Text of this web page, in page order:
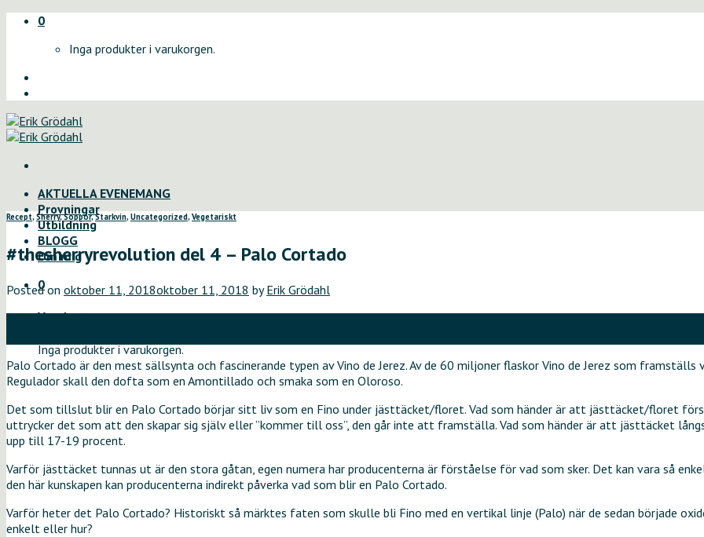
Skip
0
Inga produkter i varukorgen.
AKTUELLA EVENEMANG
Provningar
Utbildning
BLOGG
Om mig
0
Varukorg
Inga produkter i varukorgen.
Recept, Sherry,Soppor,Starkvin, Uncategorized, Vegetariskt
#thesherryrevolution del 4 – Palo Cortado
Posted on oktober 11, 2018oktober 11, 2018 byErik Grödahl
Palo Cortado är den mest sällsynta och fascinerande typen av Vino de Jerez. Av de 60 miljoner flaskor Vino de Jerez som
Regulador skall den dofta som en Amontillado och smaka som en Oloroso.
Det som tillslut blir en Palo Cortado börjar sitt liv som en Fino under jästtäcket/floret. Vad som händer är att jästtäcket/floret
uttrycker det som att den skapar sig själv eller ”kommer till oss”, den går inte att framställa. Vad som händer är att jästtäcket
upp till 17-19 procent.
Varför jästtäcket tunnas ut är den stora gåtan, egen numera har producenterna är förståelse för vad som sker. Det kan vara så
den här kunskapen kan producenterna indirekt påverka vad som blir en Palo Cortado.
Varför heter det Palo Cortado? Historiskt så märktes faten som skulle bli Fino med en vertikal linje (Palo) när de sedan började
enkelt eller hur?